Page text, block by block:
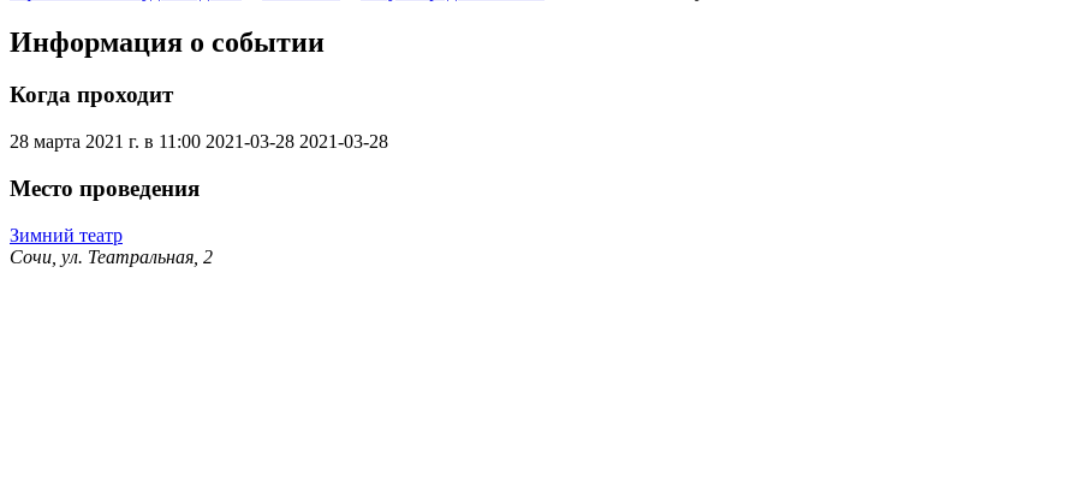
Информация о событии
Когда проходит
28 марта 2021 г. в 11:00 2021-03-28 2021-03-28
Место проведения
Зимний театр
Сочи, ул. Театральная, 2